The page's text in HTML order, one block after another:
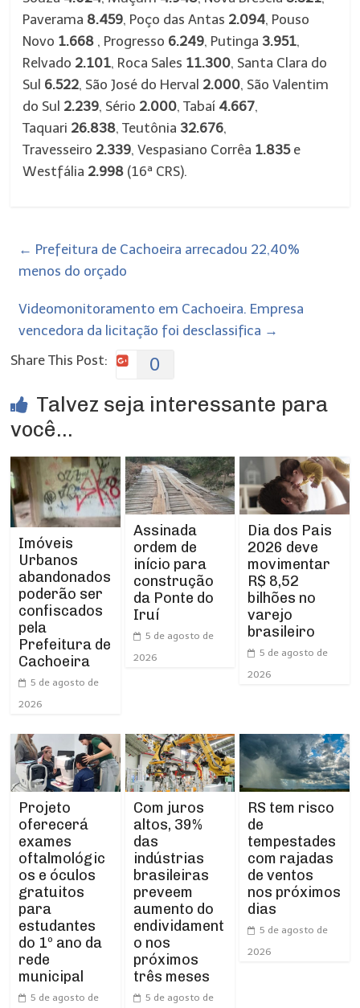
Paverama 8.459, Poço das Antas 2.094, Pouso
Novo 1.668 , Progresso 6.249, Putinga 3.951,
Relvado 2.101, Roca Sales 11.300, Santa Clara do
Sul 6.522, São José do Herval 2.000, São Valentim
do Sul 2.239, Sério 2.000, Tabaí 4.667,
Taquari 26.838, Teutônia 32.676,
Travesseiro 2.339, Vespasiano Corrêa 1.835e
Westfália 2.998 (16ª CRS).
← Prefeitura de Cachoeira arrecadou 22,40%
menos do orçado
Videomonitoramento em Cachoeira. Empresa
vencedora da licitação foi desclassifica →
Share This Post:
0
Talvez seja interessante para
você...
Imóveis
Urbanos
abandonados
poderão ser
confiscados
pela
Prefeitura de
Cachoeira
5 de agosto de
2026
Assinada
ordem de
início para
construção
da Ponte do
Iruí
5 de agosto de
2026
Dia dos Pais
2026 deve
movimentar
R$ 8,52
bilhões no
varejo
brasileiro
5 de agosto de
2026
Projeto
oferecerá
exames
oftalmológic
os e óculos
gratuitos
para
estudantes
do 1º ano da
rede
municipal
5 de agosto de
Com juros
altos, 39%
das
indústrias
brasileiras
preveem
aumento do
endividament
o nos
próximos
três meses
5 de agosto de
RS tem risco
de
tempestades
com rajadas
de ventos
nos próximos
dias
5 de agosto de
2026